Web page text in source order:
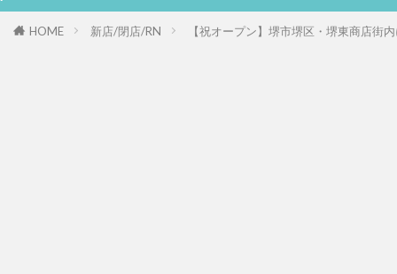
HOME 新店/閉店/RN 【祝オープン】堺市堺区・堺東商店